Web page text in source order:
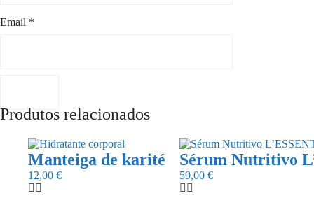
Email *
Produtos relacionados
Manteiga de karité
12,00 €
Sérum Nutritivo
59,00 €